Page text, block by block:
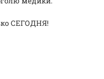
СЕГОДНЯ!